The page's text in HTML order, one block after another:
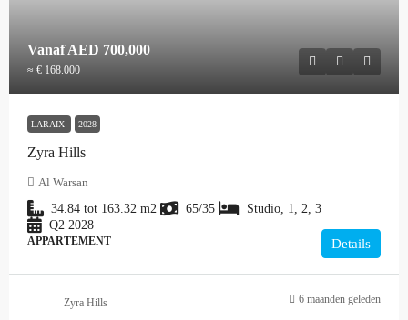
VanafAED 700,000
≈ € 168.000
LARAIX 2028
Zyra Hills
Al Warsan
34.84 tot 163.32 m2 65/35
Studio, 1, 2, 3
Q2 2028
APPARTEMENT Details
Zyra Hills 6 maanden geleden